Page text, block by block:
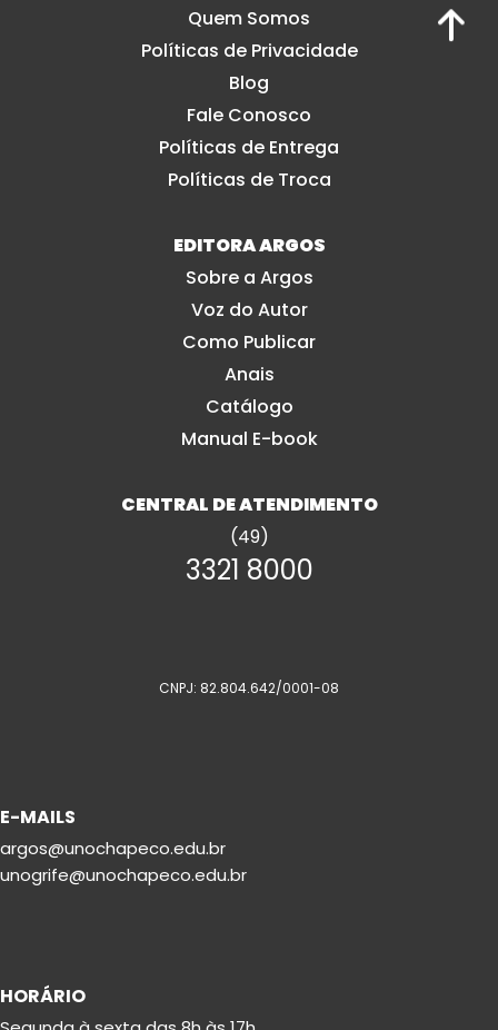
Quem Somos
Políticas de Privacidade
Blog
Fale Conosco
Políticas de Entrega
Políticas de Troca
EDITORA ARGOS
Sobre a Argos
Voz do Autor
Como Publicar
Anais
Catálogo
Manual E-book
CENTRAL DE ATENDIMENTO
(49)
3321 8000
CNPJ: 82.804.642/0001-08
E-MAILS
argos@unochapeco.edu.br
unogrife@unochapeco.edu.br
HORÁRIO